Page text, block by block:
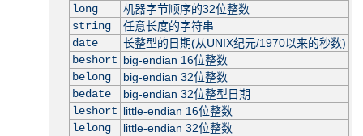
long
机器字节顺序的32位整数
string
任意长度的字符串
date
长整型的日期(从UNIX纪元/1970以来的秒数)
beshort big-endian 16位整数
belong
big-endian 32位整数
bedate
big-endian 32位整型日期
leshort little-endian 16位整数
lelong
little-endian 32位整数